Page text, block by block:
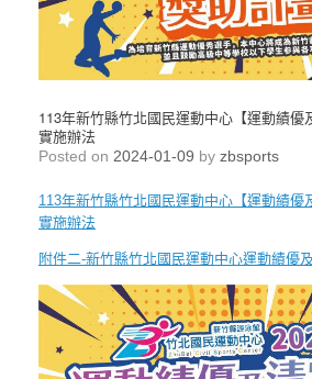
113年新竹縣竹北國民運動中心【運動績優
實施辦法
Posted on 2024-01-09 by zbsports
113年新竹縣竹北國民運動中心【運動績優
實施辦法
附件二-新竹縣竹北國民運動中心運動績優